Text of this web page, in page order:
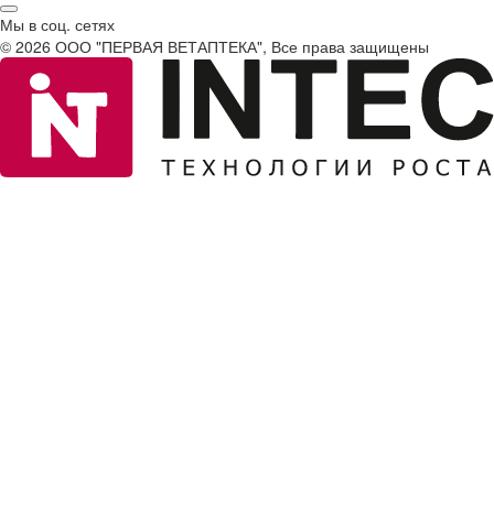
Мы в соц. сетях
© 2026 ООО "ПЕРВАЯ ВЕТАПТЕКА", Все права защищены